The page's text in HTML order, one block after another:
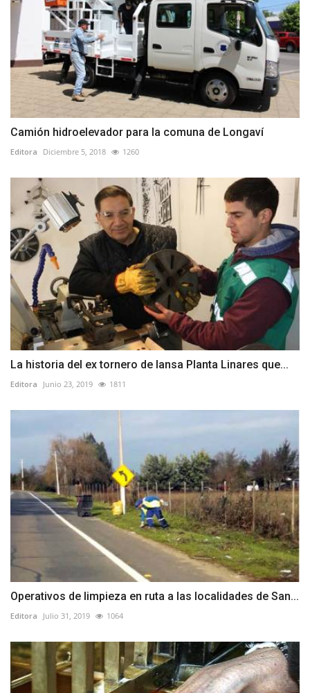
Camión hidroelevador para la comuna de Longaví
Editora Diciembre 5, 2018 1260
La historia del ex tornero de Iansa Planta Linares que...
Editora Junio 23, 2019 1811
Operativos de limpieza en ruta a las localidades de San...
Editora Julio 31, 2019 1064